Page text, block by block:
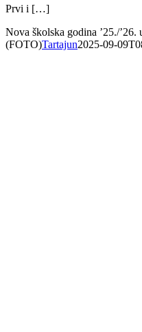
Prvi i […]
Nova školska godina ’25./
(FOTO)Tartajun2025-09-